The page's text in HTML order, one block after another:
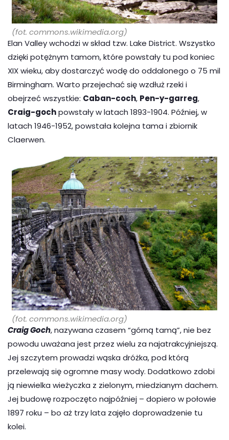
(fot. commons.wikimedia.org)
Elan Valley wchodzi w skład tzw. Lake District. Wszystko
dzięki potężnym tamom, które powstały tu pod koniec
XIX wieku, aby dostarczyć wodę do oddalonego o 75 mil
Birmingham. Warto przejechać się wzdłuż rzeki i
obejrzeć wszystkie: Caban-coch, Pen-y-garreg,
Craig-gochpowstały w latach 1893-1904. Później, w
latach 1946-1952, powstała kolejna tama i zbiornik
Claerwen.
(fot. commons.wikimedia.org)
Craig Goch, nazywana czasem “górną tamą”, nie bez
powodu uważana jest przez wielu za najatrakcyjniejszą.
Jej szczytem prowadzi wąska dróżka, pod którą
przelewają się ogromne masy wody. Dodatkowo zdobi
ją niewielka wieżyczka z zielonym, miedzianym dachem.
Jej budowę rozpoczęto najpóźniej – dopiero w połowie
1897 roku – bo aż trzy lata zajęło doprowadzenie tu
kolei.